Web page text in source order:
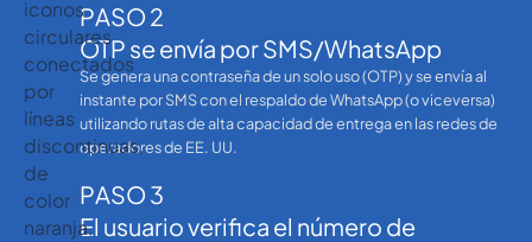
PASO 2
OTP se envía por SMS/WhatsApp
Se genera una contraseña de un solo uso (OTP) y se envía al
instante por SMS con el respaldo de WhatsApp (o viceversa)
utilizando rutas de alta capacidad de entrega en las redes de
operadores de EE. UU.
PASO 3
El usuario verifica el número de